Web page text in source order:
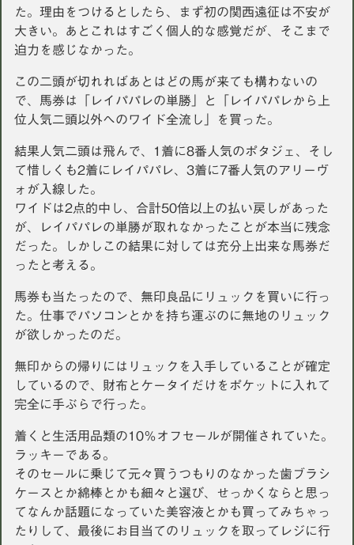
た。理由をつけるとしたら、まず初の関西遠征は不安が
大きい。あとこれはすごく個人的な感覚だが、そこまで
迫力を感じなかった。
この二頭が切れればあとはどの馬が来ても構わないの
で、馬券は「レイパパレの単勝」と「レイパパレから上
位人気二頭以外へのワイド全流し」を買った。
結果人気二頭は飛んで、1着に8番人気のポタジェ、そし
て惜しくも2着にレイパパレ、3着に7番人気のアリーヴ
ォが入線した。
ワイドは2点的中し、合計50倍以上の払い戻しがあった
が、レイパパレの単勝が取れなかったことが本当に残念
だった。しかしこの結果に対しては充分上出来な馬券だ
ったと考える。
馬券も当たったので、無印良品にリュックを買いに行っ
た。仕事でパソコンとかを持ち運ぶのに無地のリュック
が欲しかったのだ。
無印からの帰りにはリュックを入手していることが確定
しているので、財布とケータイだけをポケットに入れて
完全に手ぶらで行った。
着くと生活用品類の10％オフセールが開催されていた。
ラッキーである。
そのセールに乗じて元々買うつもりのなかった歯ブラシ
ケースとか綿棒とかも細々と選び、せっかくならと思っ
てなんか話題になっていた美容液とかも買ってみちゃっ
たりして、最後にお目当てのリュックを取ってレジに行